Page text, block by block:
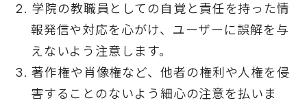
学院の教職員としての自覚と責任を持った情
報発信や対応を心がけ、ユーザーに誤解を与
えないよう注意します。
著作権や肖像権など、他者の権利や人権を侵
害することのないよう細心の注意を払いま